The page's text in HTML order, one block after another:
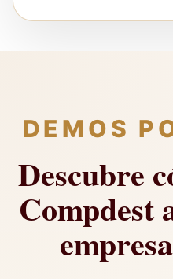
DEMOS
Descubre
Compdest